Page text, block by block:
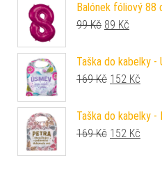
Balónek fóliový 88
99Kč Původní
89 Kč
Taška do kabelky -
169Kč Původní
152 Kč
Taška do kabelky -
169Kč Původní
152 Kč